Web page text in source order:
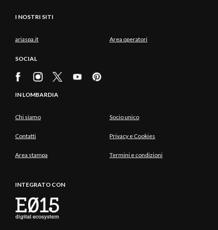
I NOSTRI SITI
ariaspa.it Area operatori
SOCIAL
IN LOMBARDIA
Chi siamo Socio unico
Contatti Privacy e Cookies
Area stampa Termini e condizioni
INTEGRATO CON